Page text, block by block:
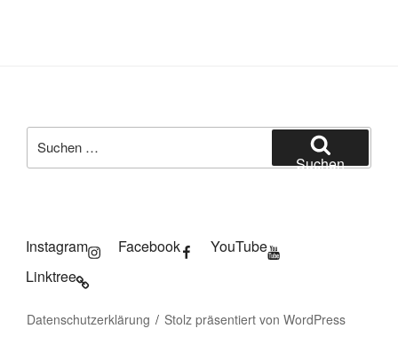
nach:
Suchen
Instagram Facebook
YouTube
Linktree
Datenschutzerklärung Stolz präsentiert von WordPress